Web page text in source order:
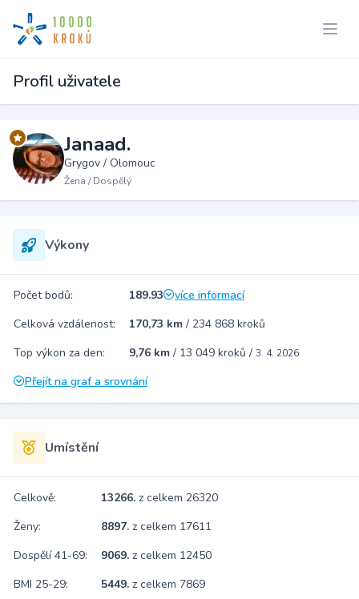
Profil uživatele
Janaad.
Grygov / Olomouc
Žena / Dospělý
Výkony
Počet bodů: 189.93
více informací
Celková vzdálenost:
170,73 km / 234 868 kroků
Top výkon za den:
9,76 km / 13 049 kroků / 3. 4. 2026
Přejít na graf a srovnání
Umístění
Celkově: 13266. z celkem 26320
Ženy:
8897. z celkem 17611
Dospělí 41-69:
9069. z celkem 12450
BMI 25-29:
5449. z celkem 7869